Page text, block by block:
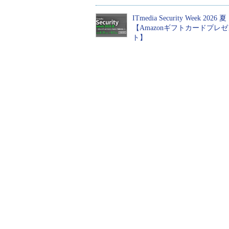
ITmedia Security Week 2026 夏
【Amazonギフトカードプレ
ト】